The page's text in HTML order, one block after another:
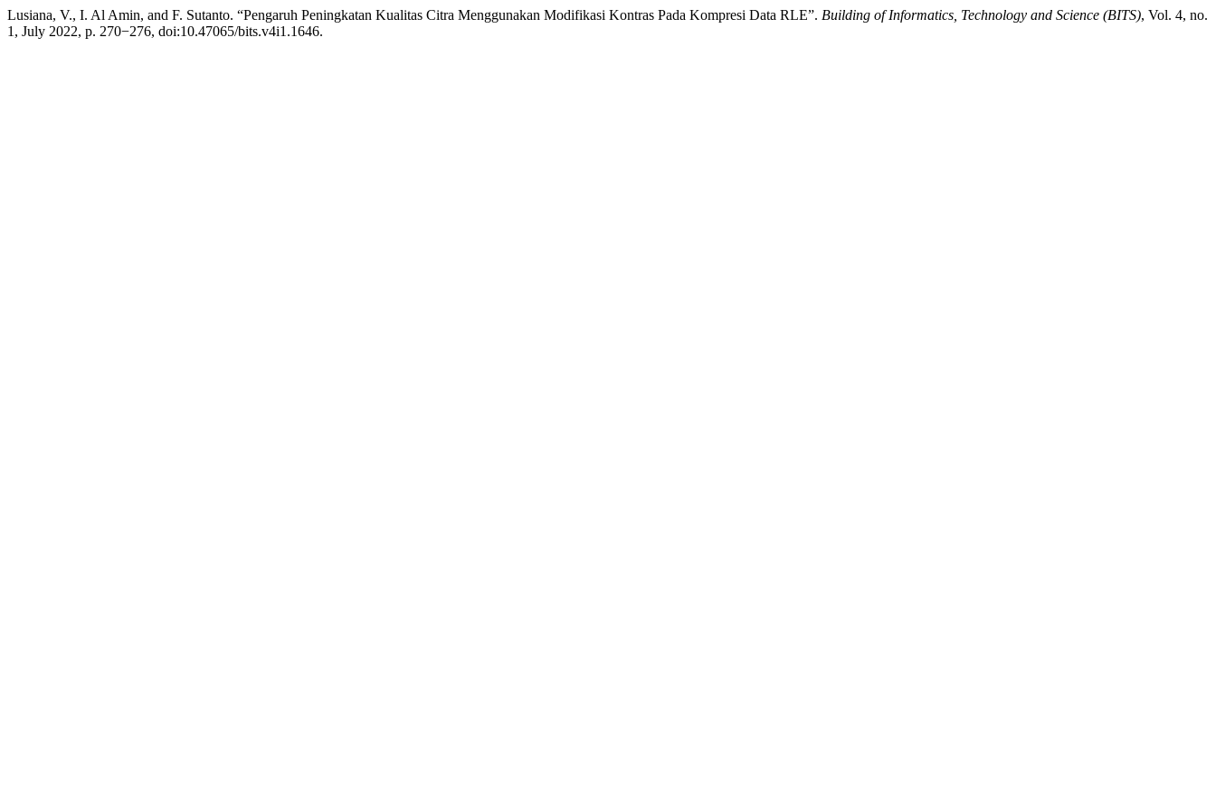
Lusiana, V., I. Al Amin, and F. Sutanto. “Pengaruh Peningkatan Kualitas Citra Menggunakan Modifikasi Kontras Pada Kompresi Data RLE”. Building of Informatics, Technology and Science (BITS), Vol. 4, no.
1, July 2022, p. 270−276, doi:10.47065/bits.v4i1.1646.